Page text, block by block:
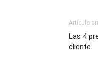
Artículo
Las 4
cliente